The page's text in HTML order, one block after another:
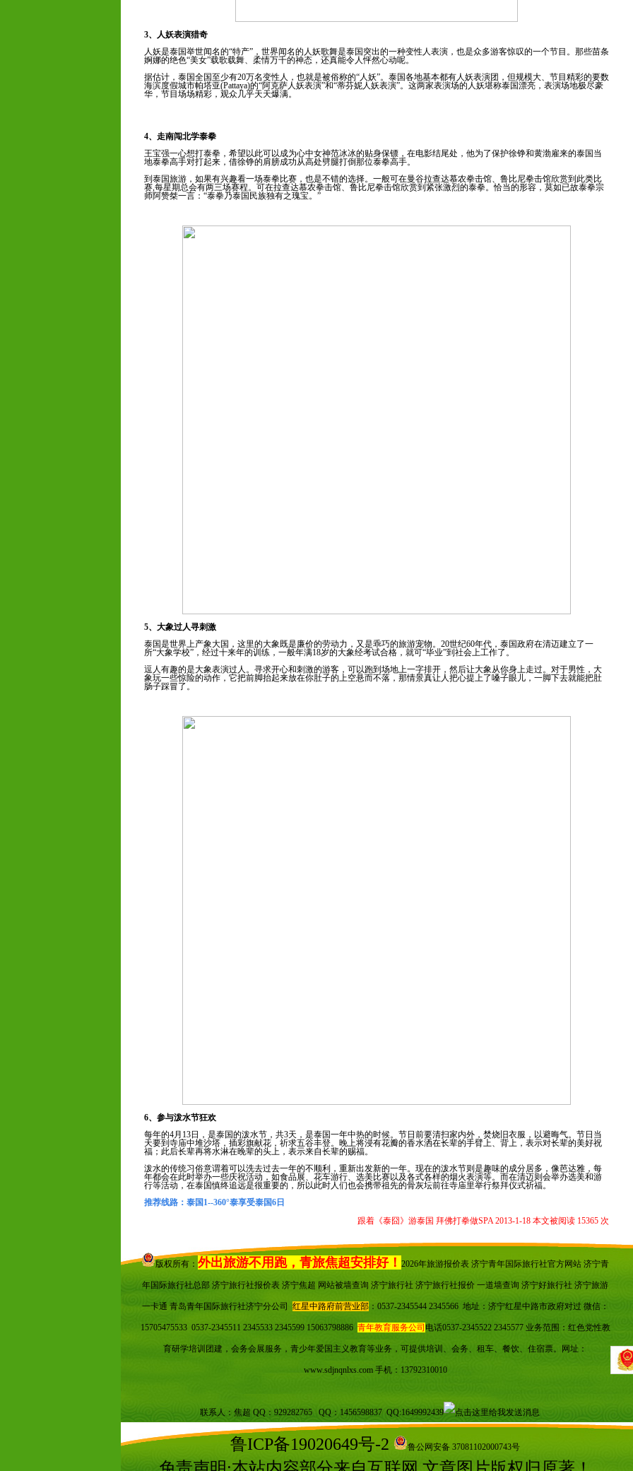
3、人妖表演猎奇
人妖是泰国举世闻名的“特产”，世界闻名的人妖歌舞是泰国突出的一种变性人表演，也是众多游客惊叹的一个节目。那些苗条
婀娜的绝色“美女”载歌载舞、柔情万千的神态，还真能令人怦然心动呢。
据估计，泰国全国至少有20万名变性人，也就是被俗称的“人妖”。泰国各地基本都有人妖表演团，但规模大、节目精彩的要数
海滨度假城市帕塔亚(Pattaya)的“阿克萨人妖表演”和“蒂芬妮人妖表演”。这两家表演场的人妖堪称泰国漂亮，表演场地极尽豪
华，节目场场精彩，观众几乎天天爆满。
4、走南闯北学泰拳
王宝强一心想打泰拳，希望以此可以成为心中女神范冰冰的贴身保镖，在电影结尾处，他为了保护徐铮和黄渤雇来的泰国当
地泰拳高手对打起来，借徐铮的肩膀成功从高处劈腿打倒那位泰拳高手。
到泰国旅游，如果有兴趣看一场泰拳比赛，也是不错的选择。一般可在曼谷拉查达慕农拳击馆、鲁比尼拳击馆欣赏到此类比
赛,每星期总会有两三场赛程。可在拉查达慕农拳击馆、鲁比尼拳击馆欣赏到紧张激烈的泰拳。恰当的形容，莫如已故泰拳宗
师阿赞桀一言：“泰拳乃泰国民族独有之瑰宝。”
5、大象过人寻刺激
泰国是世界上产象大国，这里的大象既是廉价的劳动力，又是乖巧的旅游宠物。20世纪60年代，泰国政府在清迈建立了一
所“大象学校”，经过十来年的训练，一般年满18岁的大象经考试合格，就可“毕业”到社会上工作了。
逗人有趣的是大象表演过人。寻求开心和刺激的游客，可以跑到场地上一字排开，然后让大象从你身上走过。对于男性，大
象玩一些惊险的动作，它把前脚抬起来放在你肚子的上空悬而不落，那情景真让人把心提上了嗓子眼儿，一脚下去就能把肚
肠子踩冒了。
6、参与泼水节狂欢
每年的4月13日，是泰国的泼水节，共3天，是泰国一年中热的时候。节日前要清扫家内外，焚烧旧衣服，以避晦气。节日当
天要到寺庙中堆沙塔，插彩旗献花，祈求五谷丰登。晚上将浸有花瓣的香水洒在长辈的手臂上、背上，表示对长辈的美好祝
福；此后长辈再将水淋在晚辈的头上，表示来自长辈的赐福。
泼水的传统习俗意谓着可以洗去过去一年的不顺利，重新出发新的一年。现在的泼水节则是趣味的成分居多，像芭达雅，每
年都会在此时举办一些庆祝活动，如食品展、花车游行、选美比赛以及各式各样的烟火表演等。而在清迈则会举办选美和游
行等活动，在泰国慎终追远是很重要的，所以此时人们也会携带祖先的骨灰坛前往寺庙里举行祭拜仪式祈福。
推荐线路： 泰国1--360°泰享受泰国6日
跟着《泰囧》游泰国 拜佛打拳做SPA 2013-1-18 本文被阅读 15365 次
版权所有： 外出旅游不用跑，青旅焦超安排好！ 2026年旅游报价表 济宁青年国际旅行社官方网站 济宁青
年国际旅行社总部 济宁旅行社报价表 济宁焦超 网站被墙查询 济宁旅行社 济宁旅行社报价 一道墙查询 济宁好旅行社 济宁旅游
一卡通 青岛青年国际旅行社济宁分公司 红星中路府前营业部：0537-2345544 2345566 地址：济宁红星中路市政府对过 微信：
15705475533 0537-2345511 2345533 2345599 15063798886 青年教育服务公司 电话0537-2345522 2345577 业务范围：红色党性教
育研学培训团建，会务会展服务，青少年爱国主义教育等业务，可提供培训、会务、租车、餐饮、住宿票。 网址：
www.sdjnqnlxs.com手机：13792310010
联系人：焦超 QQ：929282765 QQ：1456598837 QQ:1649992439
鲁ICP备19020649号-2 鲁公网安备 37081102000743号